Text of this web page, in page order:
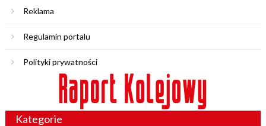
Reklama
Regulamin portalu
Polityki prywatności
Kategorie